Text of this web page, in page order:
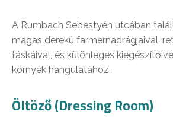
A Rumbach Sebestyén utcában
magas derekú farmernadrágjaival,
táskáival, és különleges
környék hangulatához.
Öltöző (Dressing Room)